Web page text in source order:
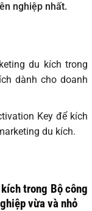
nghiệp nhất.
du kích trong
dành cho doanh
Key để kích
du kích.
trong Bộ công
vừa và nhỏ